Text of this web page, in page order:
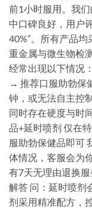
前1小时服用。我们
中口碑良好，用户
40%”。所有产品
重金属与微生物检
经常出现以下情况
→ 推荐口服助勃保
钟，或无法自主控
同时存在硬度与时
品+延时喷剂 仅在
服助勃保健品即可
体情况，客服会为
有7天无理由退换
解答 问：延时喷剂
剂采用精准配方，